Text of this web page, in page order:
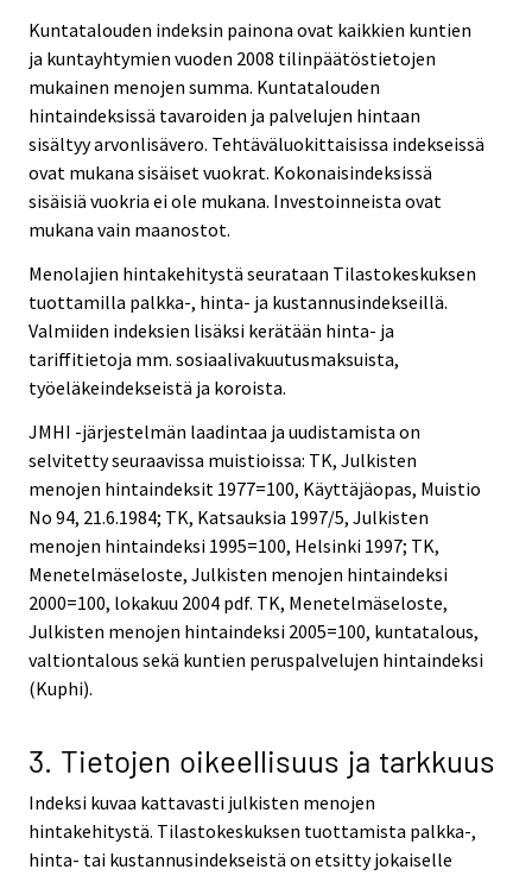
Kuntatalouden indeksin painona ovat kaikkien kuntien
ja kuntayhtymien vuoden 2008 tilinpäätöstietojen
mukainen menojen summa. Kuntatalouden
hintaindeksissä tavaroiden ja palvelujen hintaan
sisältyy arvonlisävero. Tehtäväluokittaisissa indekseissä
ovat mukana sisäiset vuokrat. Kokonaisindeksissä
sisäisiä vuokria ei ole mukana. Investoinneista ovat
mukana vain maanostot.
Menolajien hintakehitystä seurataan Tilastokeskuksen
tuottamilla palkka-, hinta- ja kustannusindekseillä.
Valmiiden indeksien lisäksi kerätään hinta- ja
tariffitietoja mm. sosiaalivakuutusmaksuista,
työeläkeindekseistä ja koroista.
JMHI -järjestelmän laadintaa ja uudistamista on
selvitetty seuraavissa muistioissa: TK, Julkisten
menojen hintaindeksit 1977=100, Käyttäjäopas, Muistio
No 94, 21.6.1984; TK, Katsauksia 1997/5, Julkisten
menojen hintaindeksi 1995=100, Helsinki 1997; TK,
Menetelmäseloste, Julkisten menojen hintaindeksi
2000=100, lokakuu 2004 pdf. TK, Menetelmäseloste,
Julkisten menojen hintaindeksi 2005=100, kuntatalous,
valtiontalous sekä kuntien peruspalvelujen hintaindeksi
(Kuphi).
3. Tietojen oikeellisuus ja tarkkuus
Indeksi kuvaa kattavasti julkisten menojen
hintakehitystä. Tilastokeskuksen tuottamista palkka-,
hinta- tai kustannusindekseistä on etsitty jokaiselle